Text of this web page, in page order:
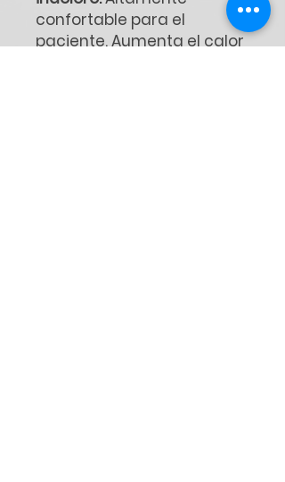
confortable para el
paciente. Aumenta el calor